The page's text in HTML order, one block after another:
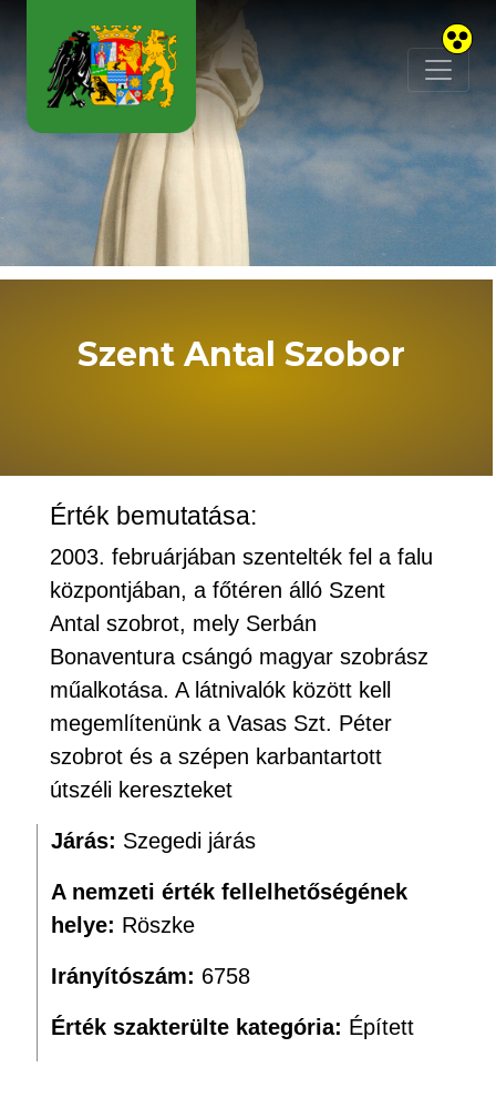
Szent Antal Szobor
Érték bemutatása:
2003. februárjában szentelték fel a falu
központjában, a főtéren álló Szent
Antal szobrot, mely Serbán
Bonaventura csángó magyar szobrász
műalkotása. A látnivalók között kell
megemlítenünk a Vasas Szt. Péter
szobrot és a szépen karbantartott
útszéli kereszteket
Járás: Szegedi járás
A nemzeti érték fellelhetőségének
helye: Röszke
Irányítószám: 6758
Érték szakterülte kategória: Épített